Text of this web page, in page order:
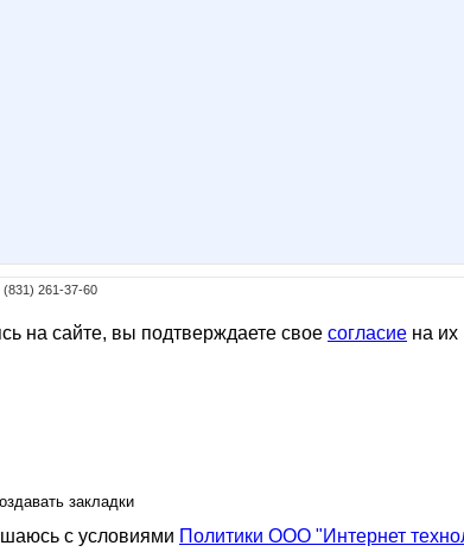
(831) 261-37-60
на сайте, вы подтверждаете свое согласие на их
закладки
с условиями Политики ООО "Интернет